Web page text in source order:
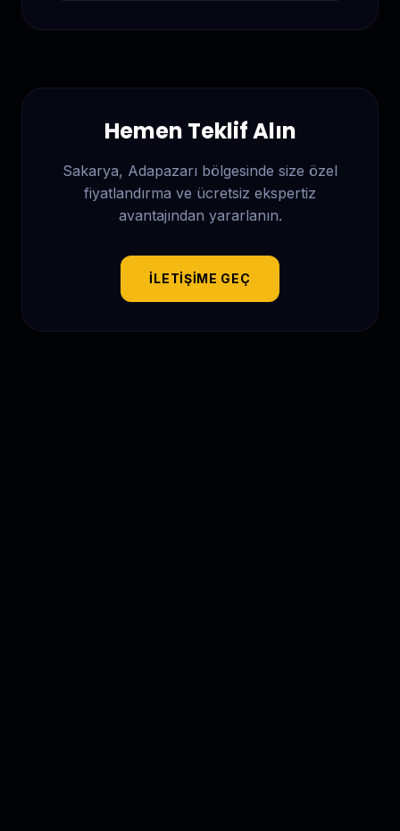
Hemen Teklif Alın
Sakarya, Adapazarı bölgesinde size özel
fiyatlandırma ve ücretsiz ekspertiz
avantajından yararlanın.
İLETIŞIME GEÇ